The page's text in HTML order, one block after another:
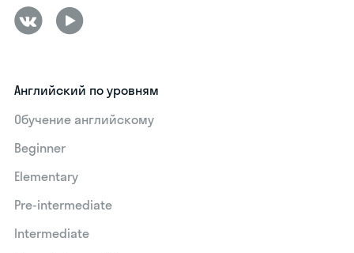
Английский по уровням
Обучение английскому
Beginner
Elementary
Pre-intermediate
Intermediate